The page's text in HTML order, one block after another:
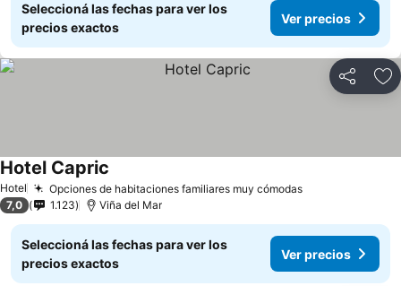
Seleccioná las fechas para ver los
precios exactos
Ver precios
Compartir
Hotel Opciones de habitaciones familiares muy cómodas
Hotel Capric
7,0 1.123 Viña del Mar
Seleccioná las fechas para ver los
precios exactos
Ver precios